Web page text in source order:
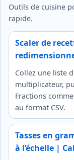
Outils de cuisine
rapide.
Scaler de
Collez une liste
multiplicateur,
Fractions
au format CSV.
Tasses en
à l’échelle |